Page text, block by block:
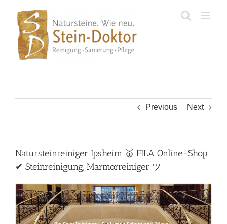
content
Previous Next
Natursteinreiniger Ipsheim 🥇 FILA Online-Shop
✔ Steinreinigung, Marmorreiniger ツ